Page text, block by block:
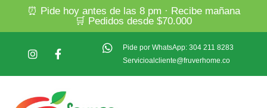
⏰ Pide hoy antes de las 8 pm · Recibe mañana
🛒 Pedidos desde $70.000
Pide por WhatsApp: 304 211 8283
Servicioalcliente@fruverhome.co